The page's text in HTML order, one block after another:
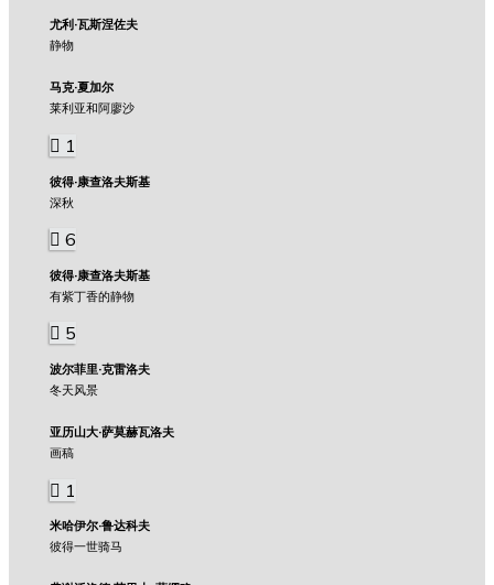
尤利·瓦斯涅佐夫
静物
马克·夏加尔
莱利亚和阿廖沙
1
彼得·康查洛夫斯基
深秋
6
彼得·康查洛夫斯基
有紫丁香的静物
5
波尔菲里·克雷洛夫
冬天风景
亚历山大·萨莫赫瓦洛夫
画稿
1
米哈伊尔·鲁达科夫
彼得一世骑马